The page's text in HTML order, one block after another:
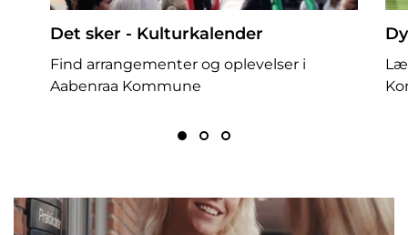
Det sker - Kulturkalender
Find arrangementer og oplevelser i
Aabenraa Kommune